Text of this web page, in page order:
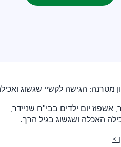
מטרנה: הגישה לקשיי שגשוג
אשפוז יום ילדים בבי"ח שניידר,
האכלה ושגשוג בגיל הרך.
>